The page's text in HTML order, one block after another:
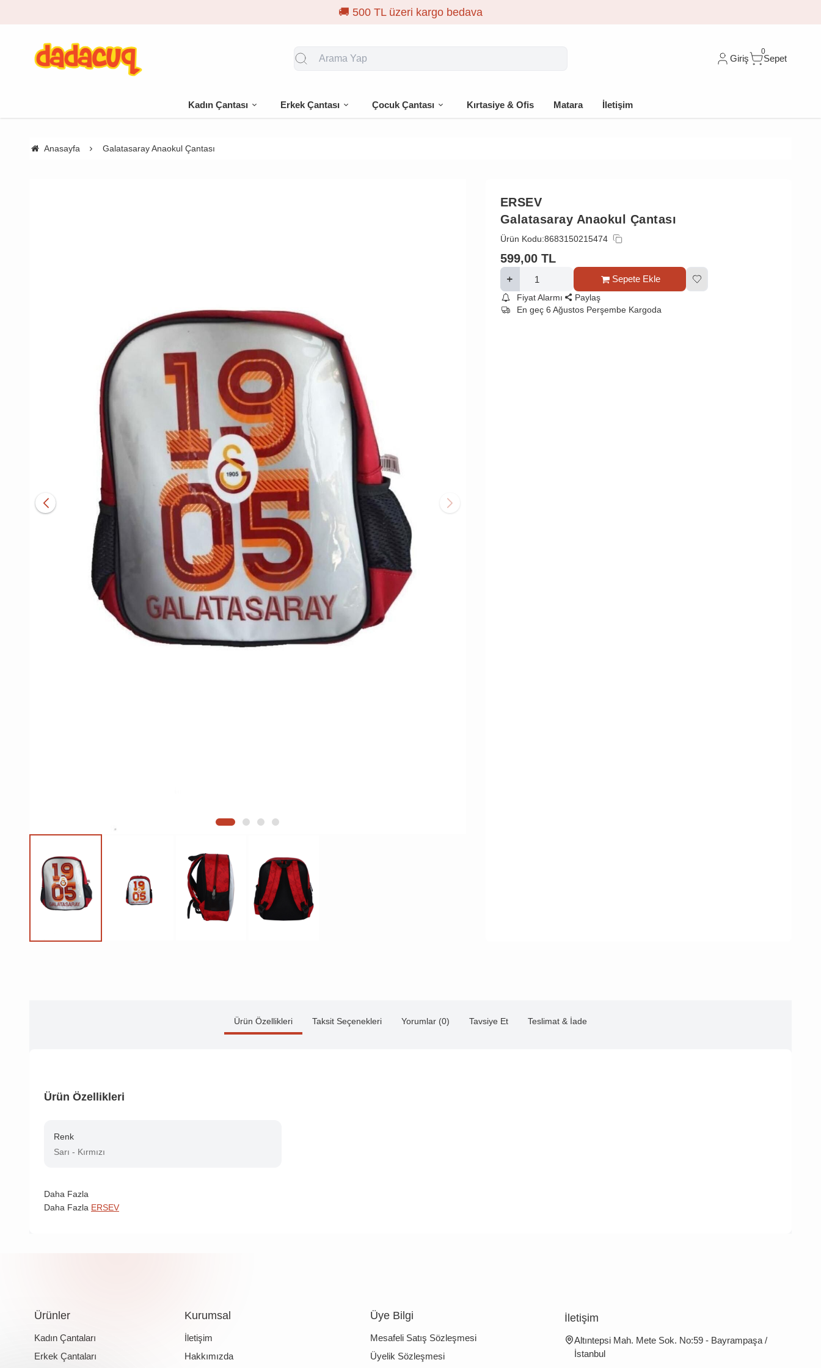
🎁 İlk siparişe %10 indirim
Giriş
0
Sepet
Kadın Çantası Erkek Çantası Çocuk Çantası Kırtasiye & Ofis Matara İletişim
Anasayfa Galatasaray Anaokul Çantası
ERSEV
Galatasaray Anaokul Çantası
Ürün Kodu:8683150215474
599,00 TL
Sepete Ekle
Fiyat Alarmı
Paylaş
En geç 6 Ağustos Perşembe Kargoda
Ürün Özellikleri Taksit Seçenekleri Yorumlar (0) Tavsiye Et Teslimat & İade
Ürün Özellikleri
Renk
Sarı - Kırmızı
Daha Fazla
Daha Fazla ERSEV
Ürünler
Kadın Çantaları
Erkek Çantaları
Kurumsal
İletişim
Hakkımızda
Üye Bilgi
Mesafeli Satış Sözleşmesi
Üyelik Sözleşmesi
İletişim
Altıntepsi Mah. Mete Sok. No:59 - Bayrampaşa /
İstanbul